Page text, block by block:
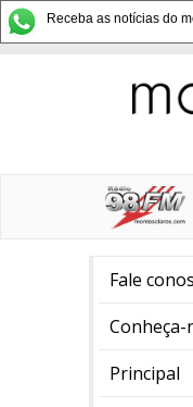
Receba as notícias do
Fale
Conheça-
Principal